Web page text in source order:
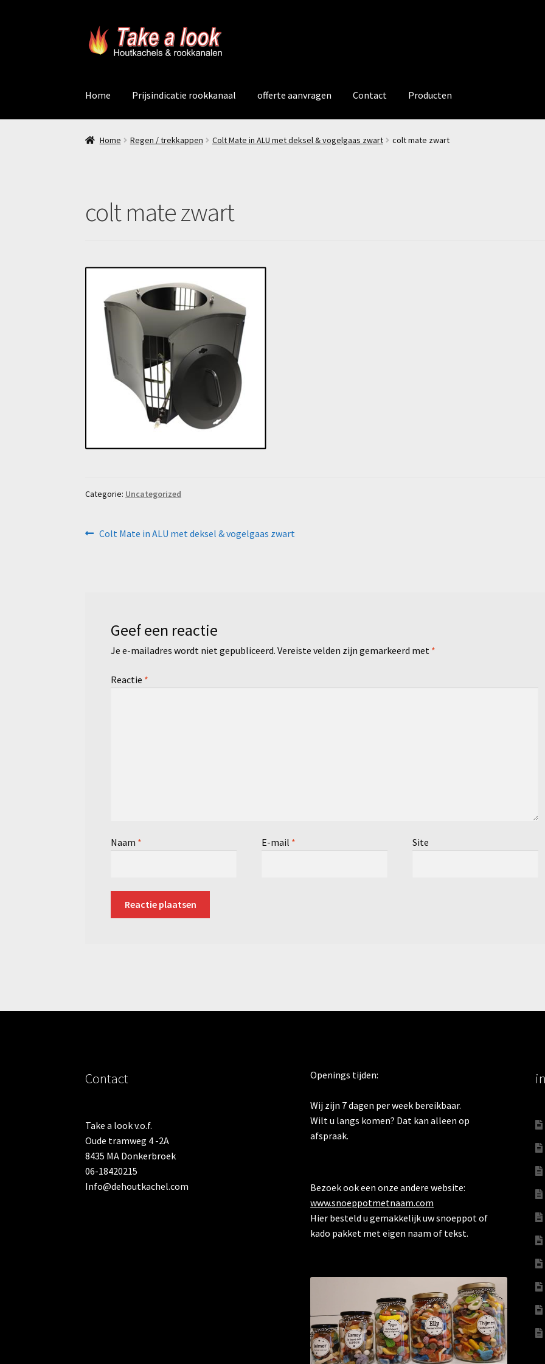
Ga
door
Ga
naar
Home Prijsindicatie rookkanaal offerte aanvragen Contact Producten
Home Regen / trekkappen Colt Mate in ALU met deksel & vogelgaas zwart colt mate zwart
colt mate zwart
Categorie: Uncategorized
Bericht
Vorig
Colt Mate in ALU met deksel & vogelgaas zwart
Geef een reactie
Je e-mailadres wordt niet gepubliceerd. Vereiste velden zijn gemarkeerd met *
Reactie *
Naam * E-mail * Site
Contact
Take a look v.o.f.
Oude tramweg 4 -2A
8435 MA Donkerbroek
06-18420215
Info@dehoutkachel.com
Openings tijden:
Wij zijn 7 dagen per week bereikbaar.
Wilt u langs komen? Dat kan alleen op
afspraak.
Bezoek ook een onze andere website:
www.snoeppotmetnaam.com
Hier besteld u gemakkelijk uw snoeppot of
kado pakket met eigen naam of tekst.